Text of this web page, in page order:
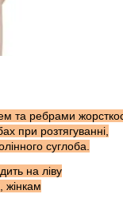
та ребрами
при розтягуванні,
суглоба.
на ліву
жінкам